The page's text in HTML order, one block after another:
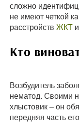
сложно
не имеют четкой
расстройств ЖКТ
Кто
Возбудитель
нематод. Своими
хлыстовик – он
передняя часть